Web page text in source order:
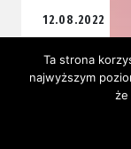
12.08.2022
Ta strona
najwyższym